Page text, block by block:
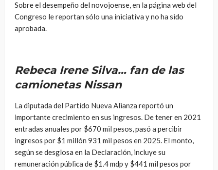
Sobre el desempeño del novojoense, en la página web del
Congreso le reportan sólo una iniciativa y no ha sido
aprobada.
Rebeca Irene Silva… fan de las
camionetas Nissan
La diputada del Partido Nueva Alianza reportó un
importante crecimiento en sus ingresos. De tener en 2021
entradas anuales por $670 mil pesos, pasó a percibir
ingresos por $1 millón 931 mil pesos en 2025. El monto,
según se desglosa en la Declaración, incluye su
remuneración pública de $1.4 mdp y $441 mil pesos por